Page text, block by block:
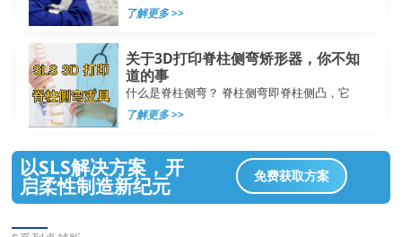
了解更多 >>
关于3D打印脊柱侧弯矫形器，你不知
道的事
什么是脊柱侧弯？ 脊柱侧弯即脊柱侧凸，它
了解更多 >>
以SLS解决方案，开
启柔性制造新纪元 免费获取方案